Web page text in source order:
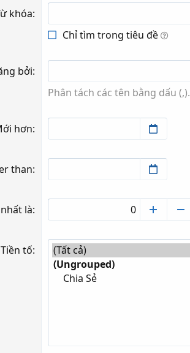
khóa
Chỉ tìm trong tiêu đề
bởi
Phân tách các tên bằng dấu (,).
hơn
than
là
Tiền tố